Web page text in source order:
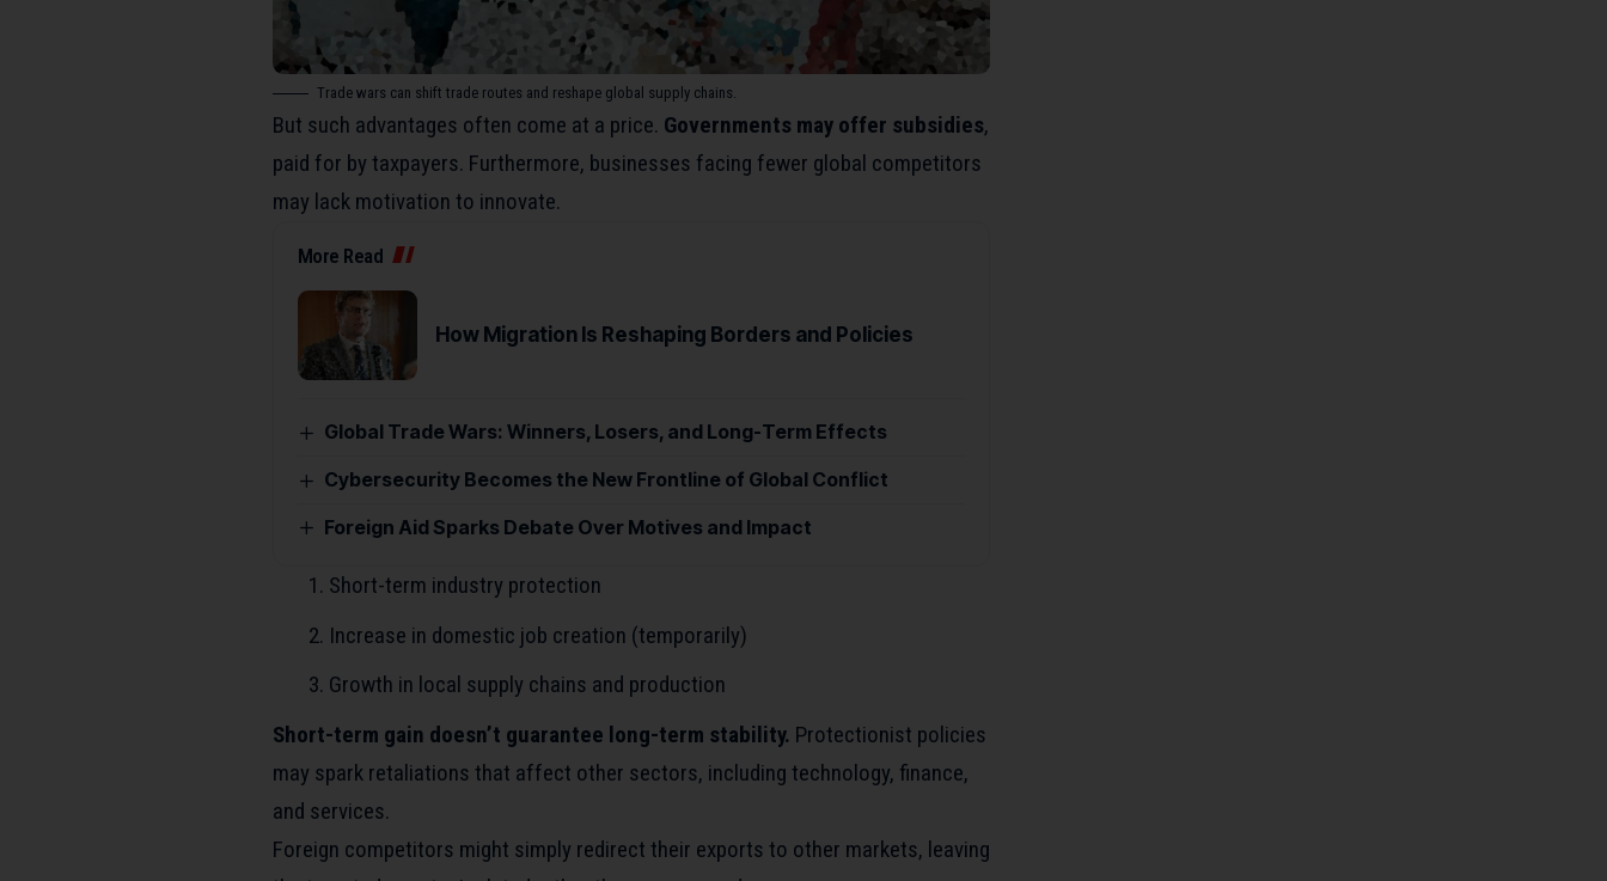
Trade wars can shift trade routes and reshape global supply chains.
But such advantages often come at a price. Governments may offer subsidies,
paid for by taxpayers. Furthermore, businesses facing fewer global competitors
may lack motivation to innovate.
More Read
How Migration Is Reshaping Borders and Policies
Global Trade Wars: Winners, Losers, and Long-Term Effects
Cybersecurity Becomes the New Frontline of Global Conflict
Foreign Aid Sparks Debate Over Motives and Impact
Short-term industry protection
Increase in domestic job creation (temporarily)
Growth in local supply chains and production
Short-term gain doesn’t guarantee long-term stability. Protectionist policies
may spark retaliations that affect other sectors, including technology, finance,
and services.
Foreign competitors might simply redirect their exports to other markets, leaving